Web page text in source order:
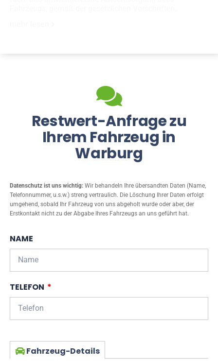
Restwert-Anfrage zu
Ihrem Fahrzeug in
Warburg
Datenschutz ist uns wichtig: Wir behandeln Ihre übersandten Daten (Name,
Telefonnummer, u.s.w.) streng vertraulich. Die Löschung Ihrer Daten erfolgt
umgehend, sobald Ihr Fahrzeug von uns abgeholt wurde oder aber, der
Erstkontakt nicht zu der Abgabe Ihres Fahrzeugs an uns geführt hat.
NAME
TELEFON
Fahrzeug-Details